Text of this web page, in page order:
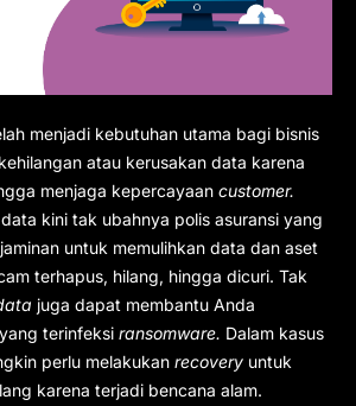
menjadi kebutuhan utama bagi bisnis
atau kerusakan data karena
menjaga kepercayaan customer.
data kini tak ubahnya polis asuransi yang
untuk memulihkan data dan aset
terhapus, hilang, hingga dicuri. Tak
juga dapat membantu Anda
yang terinfeksi ransomware. Dalam kasus
perlu melakukan recovery untuk
karena terjadi bencana alam.